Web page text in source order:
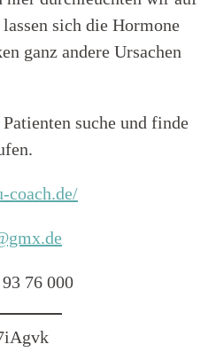
sich die Hormone
ganz andere Ursachen
suche und finde
coach.de/
76 000